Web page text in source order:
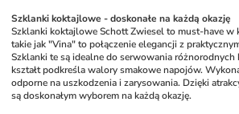
Szklanki koktajlowe - doskonałe na każdą okazję
Szklanki koktajlowe Schott Zwiesel to must-have w
takie jak "Vina" to połączenie elegancji z
Szklanki te są idealne do serwowania
kształt podkreśla walory smakowe napojów.
odporne na uszkodzenia i zarysowania. Dzięki
są doskonałym wyborem na każdą okazję.